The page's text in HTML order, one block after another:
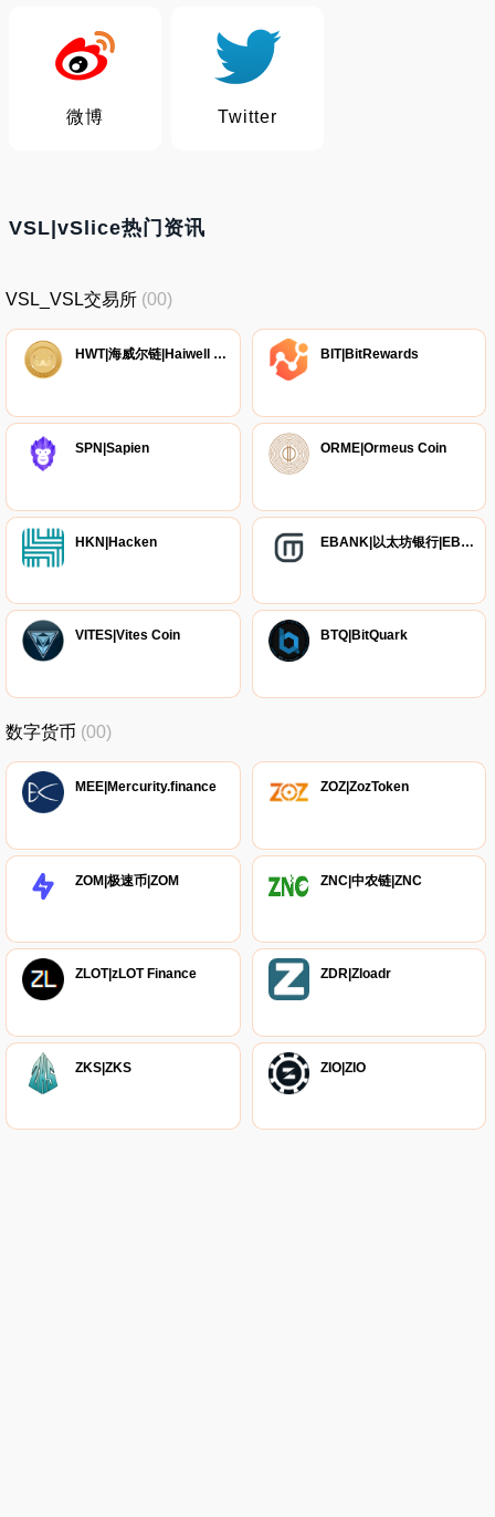
微博 Twitter
VSL|vSlice热门资讯
VSL_VSL交易所 (00)
HWT|海威尔链|Haiwell Token BIT|BitRewards
SPN|Sapien ORME|Ormeus Coin
HKN|Hacken EBANK|以太坊银行|EBank Eco-System(EBES)
VITES|Vites Coin BTQ|BitQuark
数字货币 (00)
MEE|Mercurity.finance ZOZ|ZozToken
ZOM|极速币|ZOM ZNC|中农链|ZNC
ZLOT|zLOT Finance ZDR|Zloadr
ZKS|ZKS ZIO|ZIO